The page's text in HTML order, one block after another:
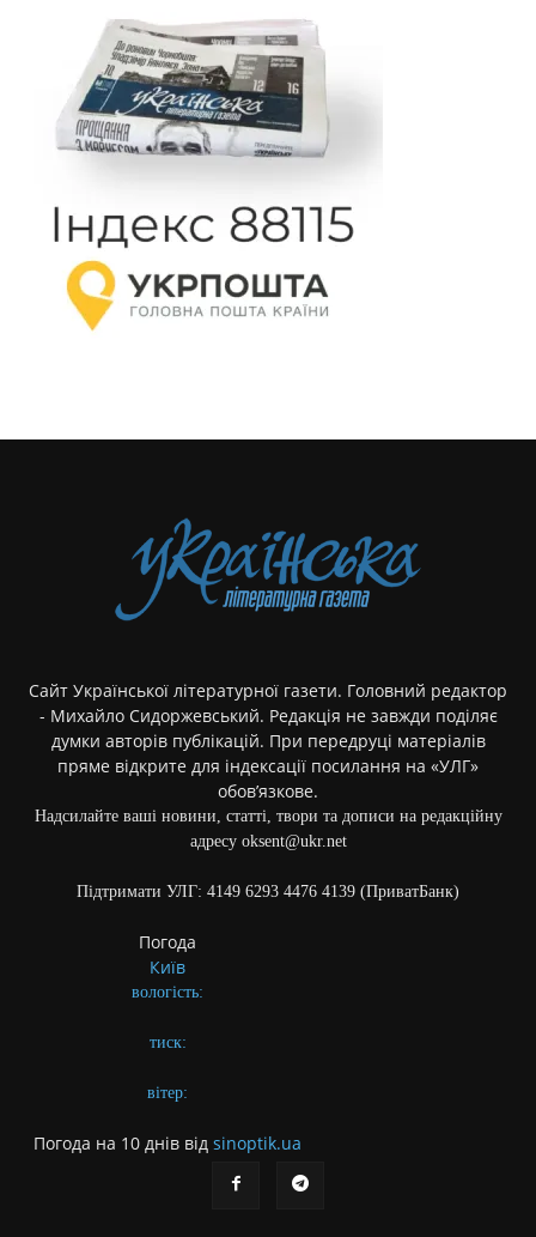
Сайт Української літературної газети. Головний редактор
- Михайло Сидоржевський. Редакція не завжди поділяє
думки авторів публікацій. При передруці матеріалів
пряме відкрите для індексації посилання на «УЛГ»
обов’язкове.
Надсилайте ваші новини, статті, твори та дописи на редакційну
адресу oksent@ukr.net
Підтримати УЛГ: 4149 6293 4476 4139 (ПриватБанк)
Погода
Київ
вологість:
тиск:
вітер:
Погода на 10 днів від sinoptik.ua